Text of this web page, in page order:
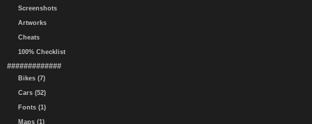
Screenshots
Artworks
Cheats
100% Checklist
#############
Bikes (7)
Cars (52)
Fonts (1)
Maps (1)